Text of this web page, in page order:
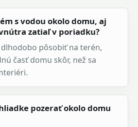
s vodou okolo domu, aj
zatiaľ v poriadku?
pôsobiť na terén,
časť domu skôr, než sa
pozerať okolo domu